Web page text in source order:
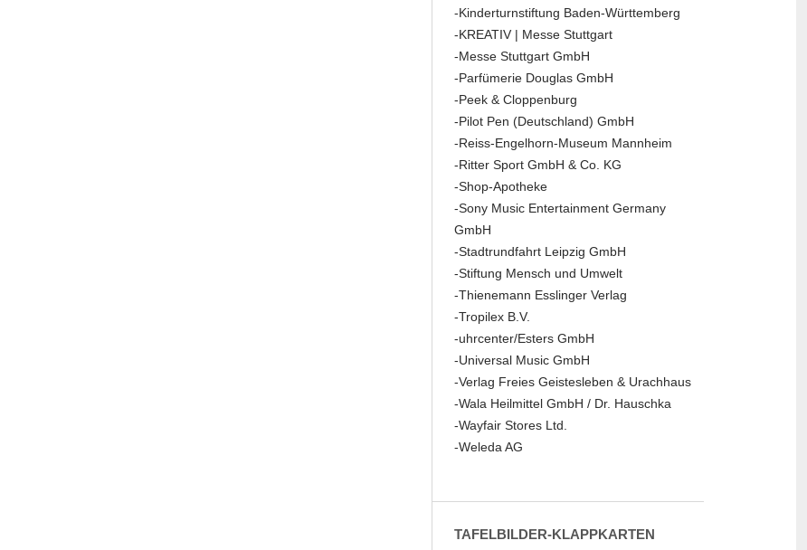
-Kinderturnstiftung Baden-Württemberg
-KREATIV | Messe Stuttgart
-Messe Stuttgart GmbH
-Parfümerie Douglas GmbH
-Peek & Cloppenburg
-Pilot Pen (Deutschland) GmbH
-Reiss-Engelhorn-Museum Mannheim
-Ritter Sport GmbH & Co. KG
-Shop-Apotheke
-Sony Music Entertainment Germany
GmbH
-Stadtrundfahrt Leipzig GmbH
-Stiftung Mensch und Umwelt
-Thienemann Esslinger Verlag
-Tropilex B.V.
-uhrcenter/Esters GmbH
-Universal Music GmbH
-Verlag Freies Geistesleben & Urachhaus
-Wala Heilmittel GmbH / Dr. Hauschka
-Wayfair Stores Ltd.
-Weleda AG
TAFELBILDER-KLAPPKARTEN